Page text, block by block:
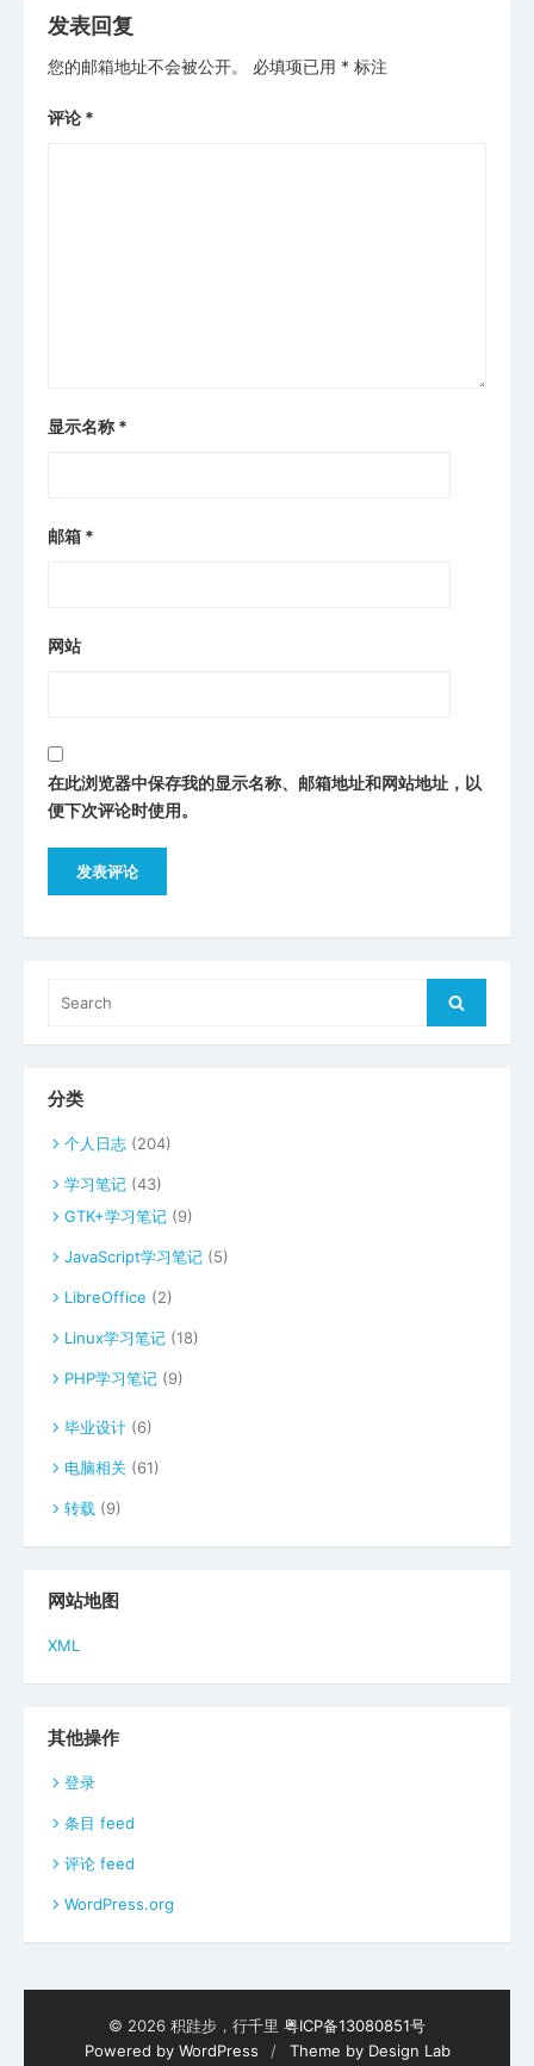
航
发表回复
您的邮箱地址不会被公开。 必填项已用 * 标注
评论 *
显示名称 *
邮箱 *
网站
在此浏览器中保存我的显示名称、邮箱地址和网站地址，以
便下次评论时使用。
for:
Search
分类
个人日志 (204)
学习笔记 (43)
GTK+学习笔记 (9)
JavaScript学习笔记 (5)
LibreOffice (2)
Linux学习笔记 (18)
PHP学习笔记 (9)
毕业设计 (6)
电脑相关 (61)
转载 (9)
网站地图
XML
其他操作
登录
条目 feed
评论 feed
WordPress.org
© 2026 积跬步，行千里 粤ICP备13080851号
Powered by WordPress
/ Theme by Design Lab